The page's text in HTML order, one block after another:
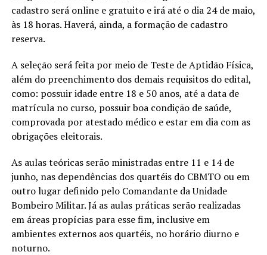
cadastro será online e gratuito e irá até o dia 24 de maio,
às 18 horas. Haverá, ainda, a formação de cadastro
reserva.
A seleção será feita por meio de Teste de Aptidão Física,
além do preenchimento dos demais requisitos do edital,
como: possuir idade entre 18 e 50 anos, até a data de
matrícula no curso, possuir boa condição de saúde,
comprovada por atestado médico e estar em dia com as
obrigações eleitorais.
As aulas teóricas serão ministradas entre 11 e 14 de
junho, nas dependências dos quartéis do CBMTO ou em
outro lugar definido pelo Comandante da Unidade
Bombeiro Militar. Já as aulas práticas serão realizadas
em áreas propícias para esse fim, inclusive em
ambientes externos aos quartéis, no horário diurno e
noturno.